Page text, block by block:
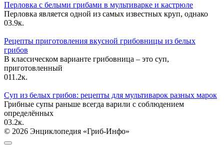
Перловка с белыми грибами в мультиварке и кастрюле
Перловка является одной из самых известных круп, однако
03.9к.
Рецепты приготовления вкусной грибовницы из белых
грибов
В классическом варианте грибовница – это суп,
приготовленный
011.2к.
Суп из белых грибов: рецепты для мультиварок разных марок
Грибные супы раньше всегда варили с соблюдением
определённых
03.2к.
© 2026 Энциклопедия «Гриб-Инфо»